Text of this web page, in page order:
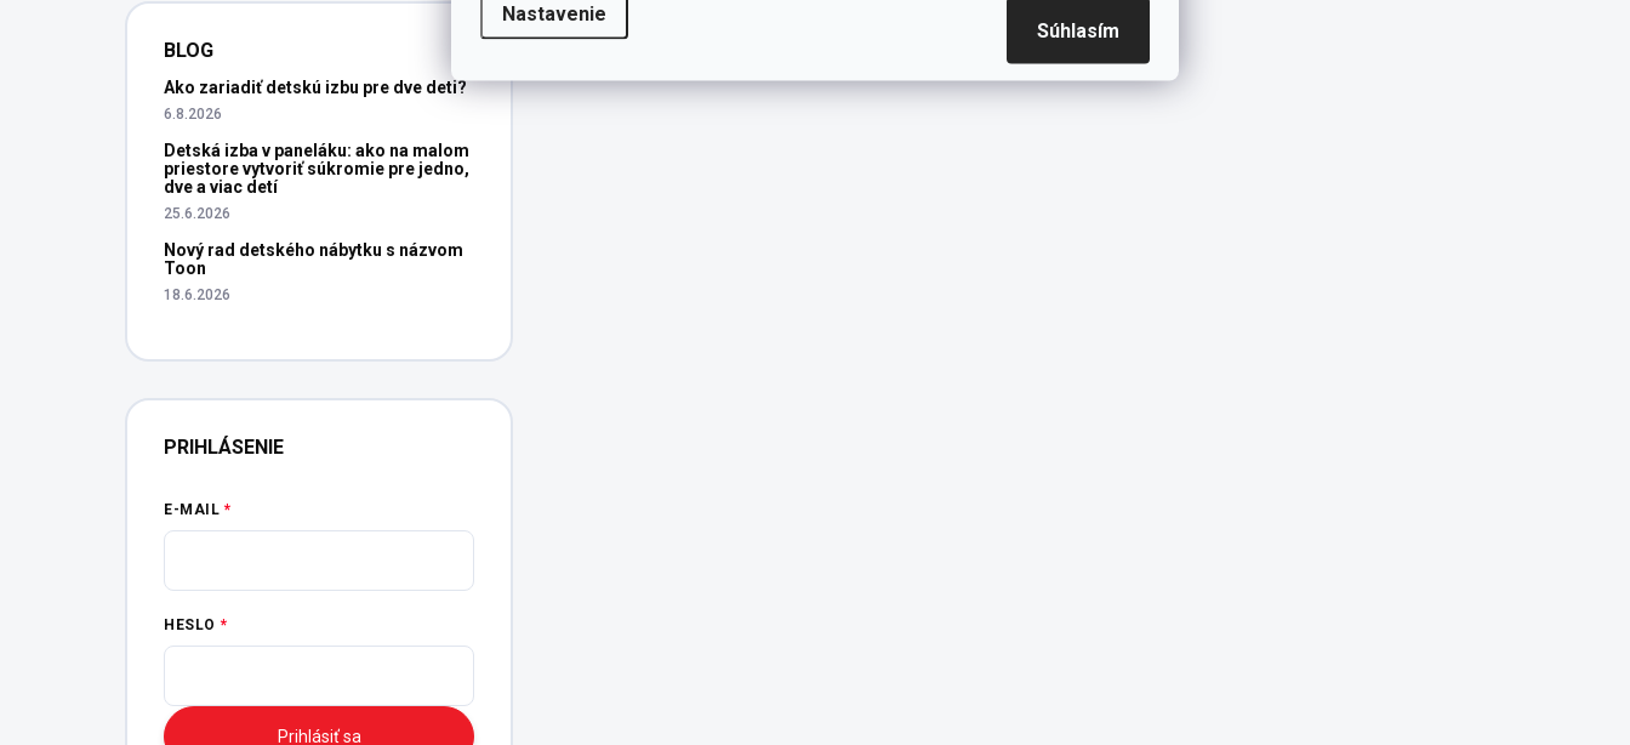
Nastavenie
Súhlasím
BLOG
Ako zariadiť detskú izbu pre dve deti?
6.8.2026
Detská izba v paneláku: ako na malom
priestore vytvoriť súkromie pre jedno,
dve a viac detí
25.6.2026
Nový rad detského nábytku s názvom
Toon
18.6.2026
PRIHLÁSENIE
E-MAIL
HESLO
Prihlásiť sa